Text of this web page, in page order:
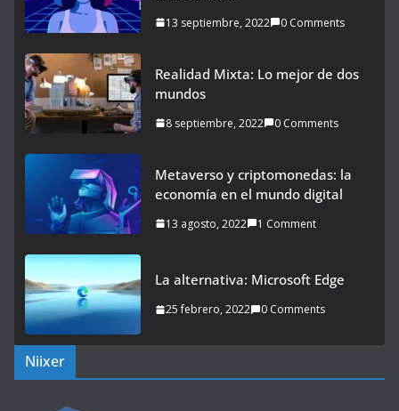
13 septiembre, 2022 0 Comments
Realidad Mixta: Lo mejor de dos
mundos
8 septiembre, 2022 0 Comments
Metaverso y criptomonedas: la
economía en el mundo digital
13 agosto, 2022 1 Comment
La alternativa: Microsoft Edge
25 febrero, 2022 0 Comments
Niixer